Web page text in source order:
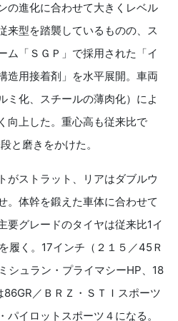
の進化に合わせて大きくレベル
来型を踏襲しているものの、ス
ム「ＳＧＰ」で採用された「イ
造用接着剤」を水平展開。車両
ミ化、スチールの薄肉化）によ
向上した。重心高も従来比で
と磨きをかけた。
ストラット、リアはダブルウ
。体幹を鍛えた車体に合わせて
要グレードのタイヤは従来比1イ
履く。17インチ（２１５／45Ｒ
シュラン・プライマシーHP、18
／ＢＲＺ・ＳＴＩスポーツ
イロットスポーツ４になる。